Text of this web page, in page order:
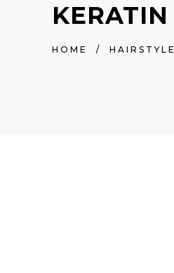
KERATIN
HOME / HAIRSTYLE